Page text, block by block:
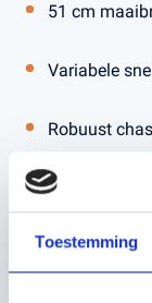
Toestemming
51 cm
Variabele
Robuust
Lage
De 551iV is
professioneel